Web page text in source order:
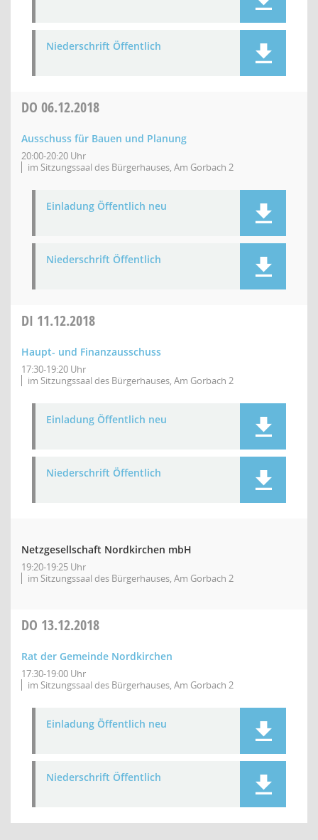
Niederschrift Öffentlich
DO 06.12.2018
Ausschuss für Bauen und Planung
20:00-20:20 Uhr
im Sitzungssaal des Bürgerhauses, Am Gorbach 2
Einladung Öffentlich neu
Niederschrift Öffentlich
DI 11.12.2018
Haupt- und Finanzausschuss
17:30-19:20 Uhr
im Sitzungssaal des Bürgerhauses, Am Gorbach 2
Einladung Öffentlich neu
Niederschrift Öffentlich
Netzgesellschaft Nordkirchen mbH
19:20-19:25 Uhr
im Sitzungssaal des Bürgerhauses, Am Gorbach 2
DO 13.12.2018
Rat der Gemeinde Nordkirchen
17:30-19:00 Uhr
im Sitzungssaal des Bürgerhauses, Am Gorbach 2
Einladung Öffentlich neu
Niederschrift Öffentlich